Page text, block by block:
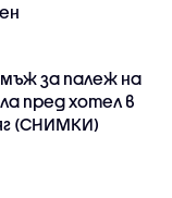
за палеж на
пред хотел в
(СНИМКИ)